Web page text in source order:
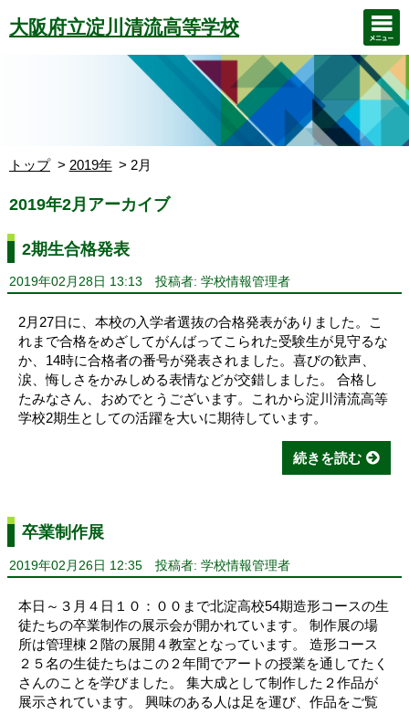
大阪府立淀川清流高等学校
トップ 2019年 2月
2019年2月アーカイブ
2期生合格発表
2019年02月28日 13:13 投稿者: 学校情報管理者
2月27日に、本校の入学者選抜の合格発表がありました。こ
れまで合格をめざしてがんばってこられた受験生が見守るな
か、14時に合格者の番号が発表されました。喜びの歓声、
涙、悔しさをかみしめる表情などが交錯しました。 合格し
たみなさん、おめでとうございます。これから淀川清流高等
学校2期生としての活躍を大いに期待しています。
続きを読む
卒業制作展
2019年02月26日 12:35 投稿者: 学校情報管理者
本日～３月４日１０：００まで北淀高校54期造形コースの生
徒たちの卒業制作の展示会が開かれています。 制作展の場
所は管理棟２階の展開４教室となっています。 造形コース
２５名の生徒たちはこの２年間でアートの授業を通してたく
さんのことを学びました。 集大成として制作した２作品が
展示されています。 興味のある人は足を運び、作品をご覧